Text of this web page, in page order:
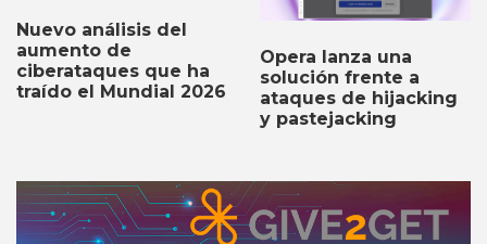
Nuevo análisis del
aumento de
ciberataques que ha
traído el Mundial 2026
Opera lanza una
solución frente a
ataques de hijacking
y pastejacking